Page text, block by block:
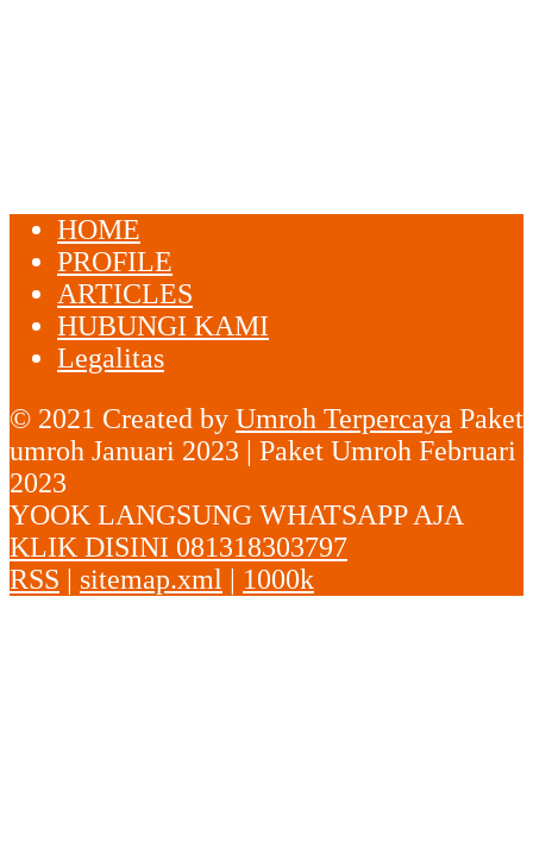
HOME
PROFILE
ARTICLES
HUBUNGI KAMI
Legalitas
© 2021 Created by Umroh Terpercaya Paket
umroh Januari 2023 | Paket Umroh Februari
2023
YOOK LANGSUNG WHATSAPP AJA
KLIK DISINI 081318303797
RSS
sitemap.xml 1000k